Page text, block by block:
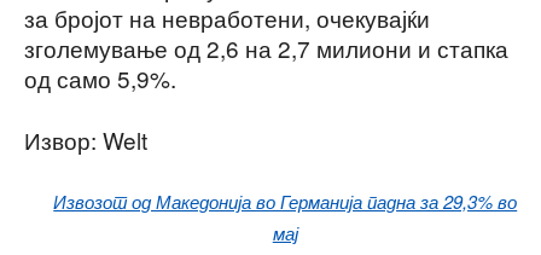
за бројот на невработени, очекувајќи
зголемување од 2,6 на 2,7 милиони и стапка
од само 5,9%.
Извор: Welt
Извозот од Македонија во Германија падна за 29,3% во
мај